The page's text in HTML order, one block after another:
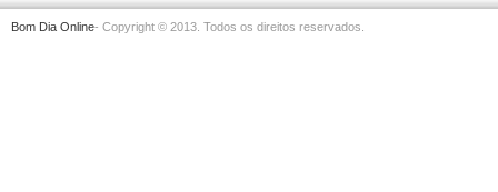
Bom Dia Online- Copyright © 2013. Todos os direitos reservados.